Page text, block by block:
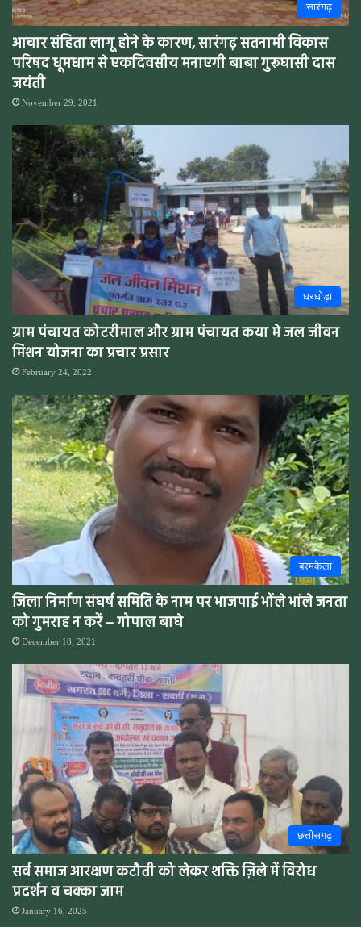
सारंगढ़
आचार संहिता लागू होने के कारण, सारंगढ़ सतनामी विकास
परिषद धूमधाम से एकदिवसीय मनाएगी बाबा गुरूघासी दास
जयंती
November 29, 2021
घरघोड़ा
ग्राम पंचायत कोटरीमाल और ग्राम पंचायत कया मे जल जीवन
मिशन योजना का प्रचार प्रसार
February 24, 2022
बरमकेला
जिला निर्माण संघर्ष समिति के नाम पर भाजपाई भोंले भांले जनता
को गुमराह न करें – गोपाल बाघे
December 18, 2021
छत्तीसगढ़
सर्व समाज आरक्षण कटौती को लेकर शक्ति ज़िले में विरोध
प्रदर्शन व चक्का जाम
January 16, 2025